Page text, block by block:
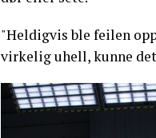
"Heldigvis ble feilen
virkelig uhell, kunne